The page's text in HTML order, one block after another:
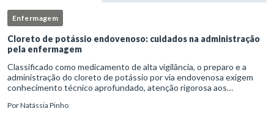
Enfermagem
Cloreto de potássio endovenoso: cuidados na administração
pela enfermagem
Classificado como medicamento de alta vigilância, o preparo e a
administração do cloreto de potássio por via endovenosa exigem
conhecimento técnico aprofundado, atenção rigorosa aos
enfermag
PorNatássia Pinho